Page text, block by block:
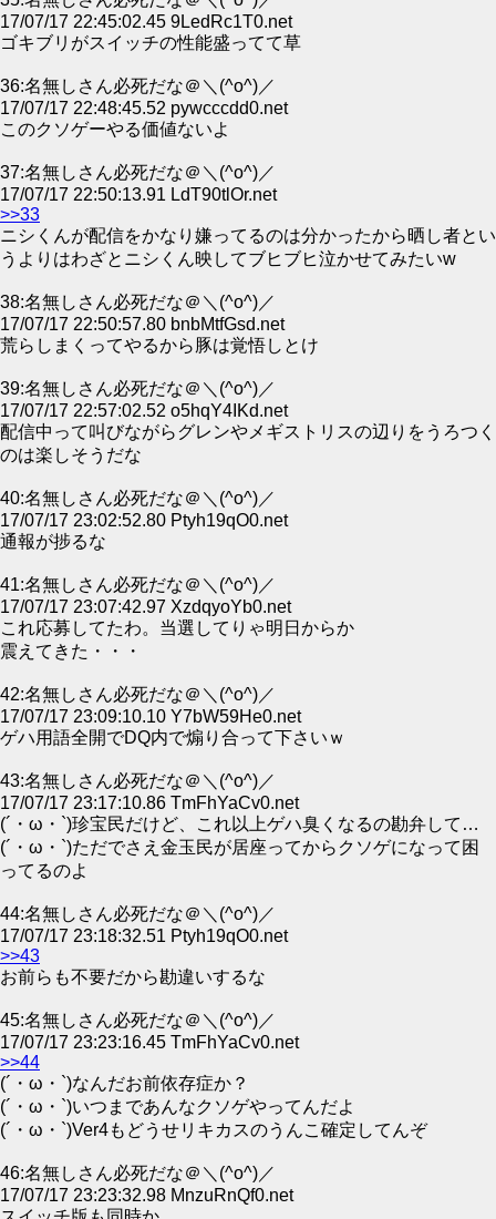
17/07/17 22:45:02.45 9LedRc1T0.net
ゴキブリがスイッチの性能盛ってて草
36:名無しさん必死だな＠＼(^o^)／
17/07/17 22:48:45.52 pywcccdd0.net
このクソゲーやる価値ないよ
37:名無しさん必死だな＠＼(^o^)／
17/07/17 22:50:13.91 LdT90tlOr.net
>>33
ニシくんが配信をかなり嫌ってるのは分かったから晒し者とい
うよりはわざとニシくん映してブヒブヒ泣かせてみたいw
38:名無しさん必死だな＠＼(^o^)／
17/07/17 22:50:57.80 bnbMtfGsd.net
荒らしまくってやるから豚は覚悟しとけ
39:名無しさん必死だな＠＼(^o^)／
17/07/17 22:57:02.52 o5hqY4IKd.net
配信中って叫びながらグレンやメギストリスの辺りをうろつく
のは楽しそうだな
40:名無しさん必死だな＠＼(^o^)／
17/07/17 23:02:52.80 Ptyh19qO0.net
通報が捗るな
41:名無しさん必死だな＠＼(^o^)／
17/07/17 23:07:42.97 XzdqyoYb0.net
これ応募してたわ。当選してりゃ明日からか
震えてきた・・・
42:名無しさん必死だな＠＼(^o^)／
17/07/17 23:09:10.10 Y7bW59He0.net
ゲハ用語全開でDQ内で煽り合って下さいｗ
43:名無しさん必死だな＠＼(^o^)／
17/07/17 23:17:10.86 TmFhYaCv0.net
(´・ω・`)珍宝民だけど、これ以上ゲハ臭くなるの勘弁して…
(´・ω・`)ただでさえ金玉民が居座ってからクソゲになって困
ってるのよ
44:名無しさん必死だな＠＼(^o^)／
17/07/17 23:18:32.51 Ptyh19qO0.net
>>43
お前らも不要だから勘違いするな
45:名無しさん必死だな＠＼(^o^)／
17/07/17 23:23:16.45 TmFhYaCv0.net
>>44
(´・ω・`)なんだお前依存症か？
(´・ω・`)いつまであんなクソゲやってんだよ
(´・ω・`)Ver4もどうせリキカスのうんこ確定してんぞ
46:名無しさん必死だな＠＼(^o^)／
17/07/17 23:23:32.98 MnzuRnQf0.net